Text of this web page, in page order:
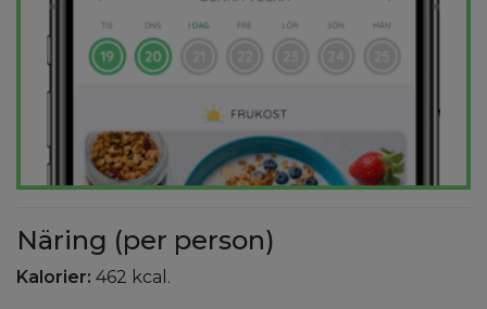
Näring (per person)
Kalorier: 462 kcal.